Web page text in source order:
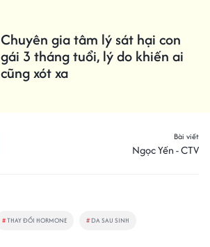
Chuyên gia tâm lý sát hại con
gái 3 tháng tuổi, lý do khiến ai
cũng xót xa
Bài viết
Ngọc Yến - CTV
#THAY ĐỔI HORMONE # DA SAU SINH